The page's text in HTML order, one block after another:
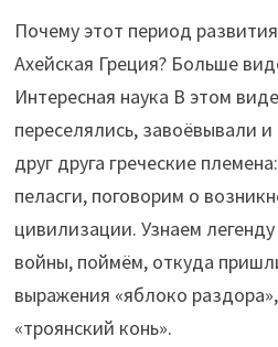
Почему этот период
Ахейская Греция? Больше
Интересная наука В этом
переселялись, завоёвывали
друг друга греческие
пеласги, поговорим о
цивилизации. Узнаем
войны, поймём, откуда
выражения «яблоко
«троянский конь».